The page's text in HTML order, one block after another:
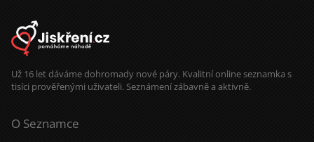
Už 16 let dáváme dohromady nové páry. Kvalitní online seznamka s
tisíci prověřenými uživateli. Seznámení zábavně a aktivně.
O Seznamce